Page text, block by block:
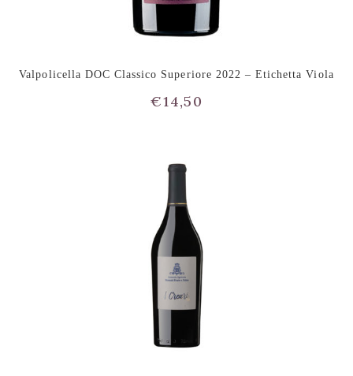
Valpolicella DOC Classico Superiore 2022 – Etichetta Viola
€14,50